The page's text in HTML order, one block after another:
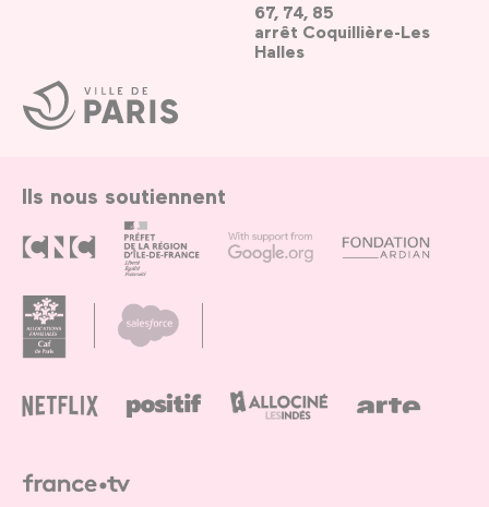
Ville
de
Paris
67, 74, 85
arrêt Coquillière-Les
Halles
Ils nous soutiennent